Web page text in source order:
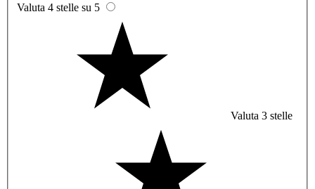
Valuta 4 stelle su 5
Valuta 3 stelle